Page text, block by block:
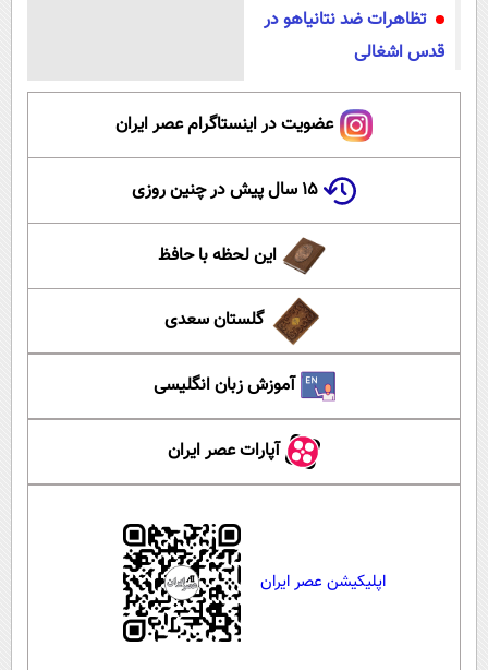
تظاهرات ضد نتانیاهو در
قدس اشغالی
عضویت در اینستاگرام عصر ایران
۱۵ سال پیش در چنین روزی
این لحظه با حافظ
گلستان سعدی
آموزش زبان انگلیسی
آپارات عصر ایران
اپلیکیشن عصر ایران